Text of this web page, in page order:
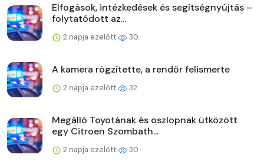
Elfogások, intézkedések és segítségnyújtás –
folytatódott az...
2 napja ezelőtt 30
A kamera rögzítette, a rendőr felismerte
2 napja ezelőtt 32
Megálló Toyotának és oszlopnak ütközött
egy Citroen Szombath...
2 napja ezelőtt 30